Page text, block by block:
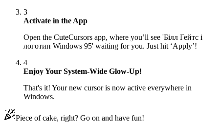
3
Activate in the App
Open the CuteCursors app, where you’ll see 'Білл Гейтс і
логотип Windows 95' waiting for you. Just hit ‘Apply’!
4
Enjoy Your System-Wide Glow-Up!
That's it! Your new cursor is now active everywhere in
Windows.
Piece of cake, right? Go on and have fun!